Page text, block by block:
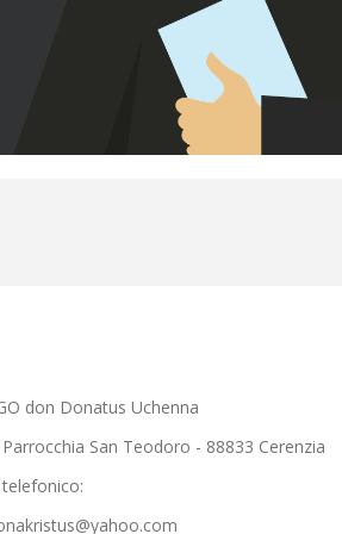
don Donatus Uchenna
San Teodoro - 88833 Cerenzia